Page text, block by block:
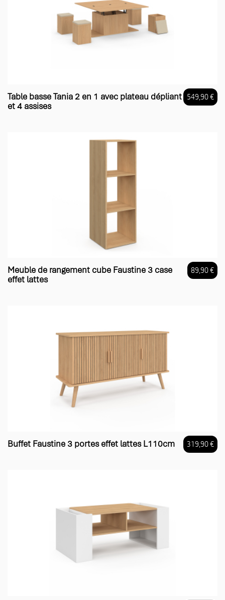
Table basse Tania 2 en 1 avec plateau dépliant
et 4 assises
Prix
549,90 €
Meuble de rangement cube Faustine 3 case
effet lattes
89,90 €
Buffet Faustine 3 portes effet lattes L110cm 319,90 €